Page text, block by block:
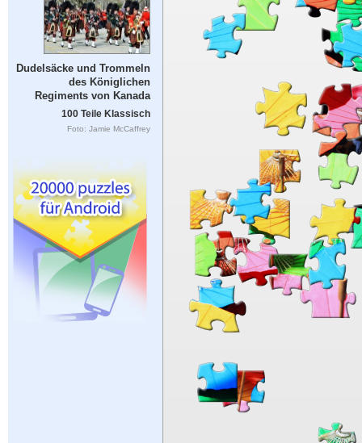
Dudelsäcke und Trommeln
des Königlichen
Regiments von Kanada
100 Teile Klassisch
Foto: Jamie McCaffrey